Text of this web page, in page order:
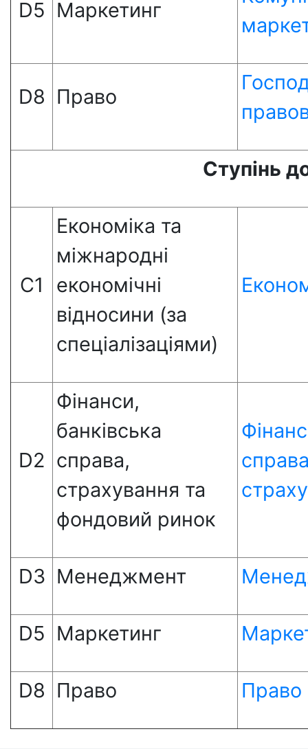
D5 Маркетинг
D8 Право
Ступінь
С1
Економіка та
міжнародні
економічні
відносини (за
спеціалізаціями)
D2
Фінанси,
банківська
справа,
страхування та
фондовий ринок
D3 Менеджмент
D5 Маркетинг
D8 Право Право